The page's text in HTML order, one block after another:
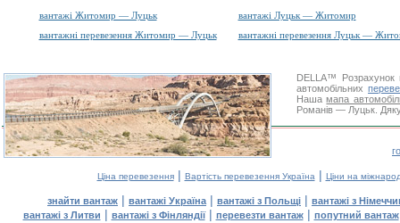
вантажі Житомир — Луцьк
вантажі Луцьк — Житомир
вантажні перевезення Житомир — Луцьк
вантажні перевезення Луцьк —
DELLA™
Розрахунок
автомобільних
Нашамапа
Романів — Луцьк.
Ціна перевезення| Вартість перевезення Україна | Ціни на
знайти вантаж | вантажі Україна | вантажі з Польщі | вантажі з
вантажі з Литви | вантажі з Фінляндії| перевезти вантаж| попутний вантаж